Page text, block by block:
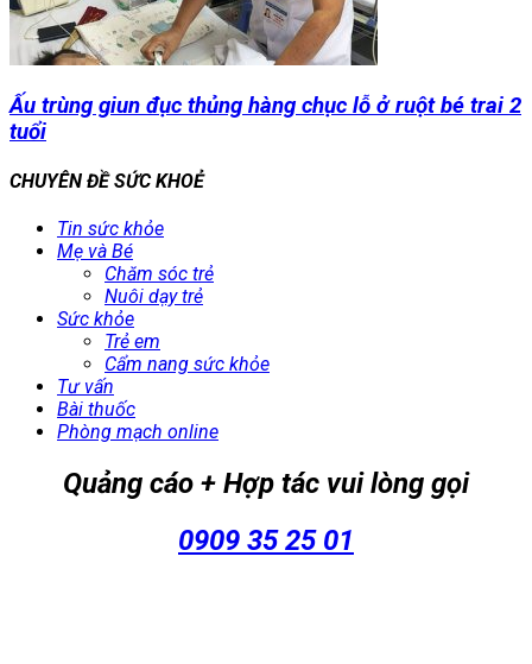
Ấu trùng giun đục thủng hàng chục lỗ ở ruột bé trai 2
tuổi
CHUYÊN ĐỀ SỨC KHOẺ
Tin sức khỏe
Mẹ và Bé
Chăm sóc trẻ
Nuôi dạy trẻ
Sức khỏe
Trẻ em
Cẩm nang sức khỏe
Tư vấn
Bài thuốc
Phòng mạch online
Quảng cáo + Hợp tác vui lòng gọi
0909 35 25 01